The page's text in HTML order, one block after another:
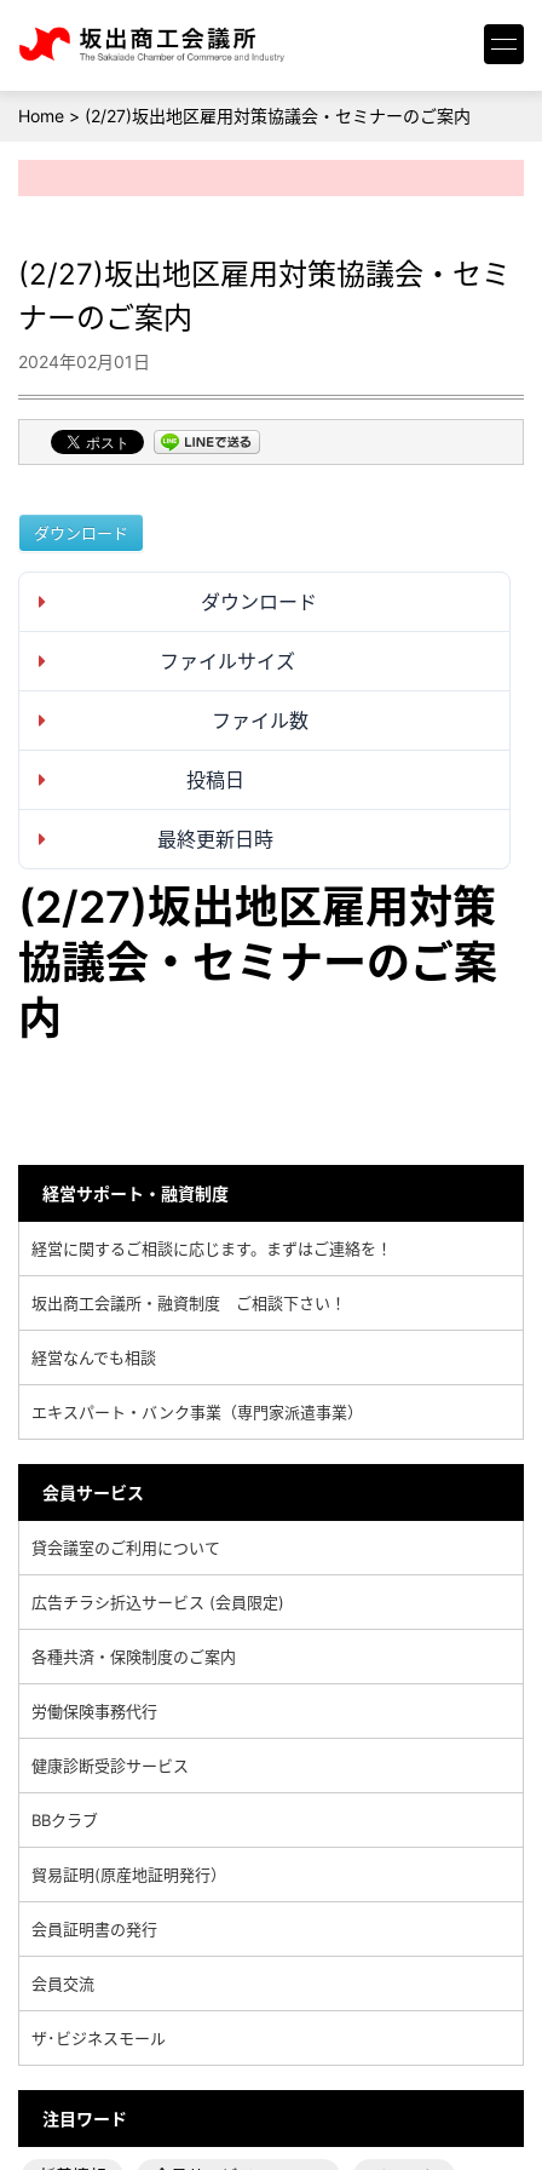
Home > (2/27)坂出地区雇用対策協議会・セミナーのご案内
(2/27)坂出地区雇用対策協議会・セミ
ナーのご案内
2024年02月01日
ダウンロード
ダウンロード
ファイルサイズ
ファイル数
投稿日
最終更新日時
(2/27)坂出地区雇用対策
協議会・セミナーのご案
内
経営サポート・融資制度
経営に関するご相談に応じます。まずはご連絡を！
坂出商工会議所・融資制度 ご相談下さい！
経営なんでも相談
エキスパート・バンク事業（専門家派遣事業）
会員サービス
貸会議室のご利用について
広告チラシ折込サービス (会員限定)
各種共済・保険制度のご案内
労働保険事務代行
健康診断受診サービス
BBクラブ
貿易証明(原産地証明発行）
会員証明書の発行
会員交流
ザ･ビジネスモール
注目ワード